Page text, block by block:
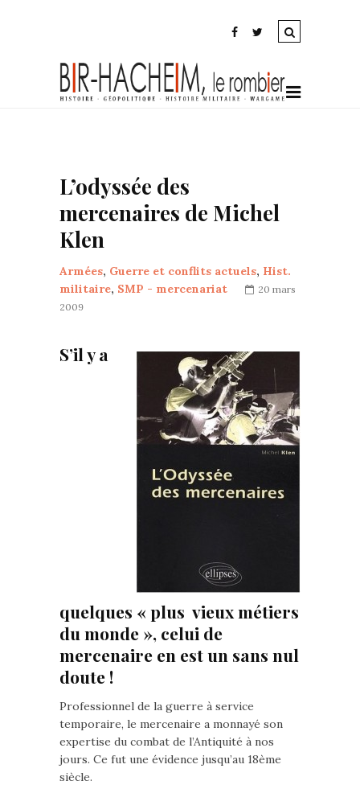
L’odyssée des
mercenaires de Michel
Klen
Armées, Guerre et conflits actuels, Hist.
militaire, SMP - mercenariat
20 mars
2009
S’il y a
quelques « plus vieux métiers
du monde », celui de
mercenaire en est un sans nul
doute !
Professionnel de la guerre à service
temporaire, le mercenaire a monnayé son
expertise du combat de l’Antiquité à nos
jours. Ce fut une évidence jusqu’au 18ème
siècle.